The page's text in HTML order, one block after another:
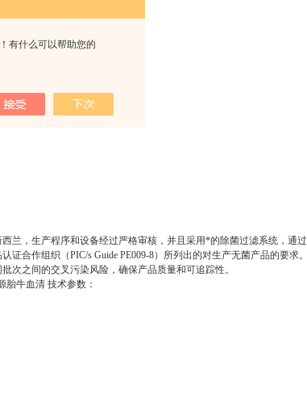
有什么可以帮助您的
兰，生产程序和设备经过严格审核，并且采用*的除菌过滤系统，通
证合作组织（PIC/s Guide PE009-8）所列出的对生产无菌产品的要求
次之间的交叉污染风险，确保产品质量和可追踪性。
胎牛血清 技术参数：